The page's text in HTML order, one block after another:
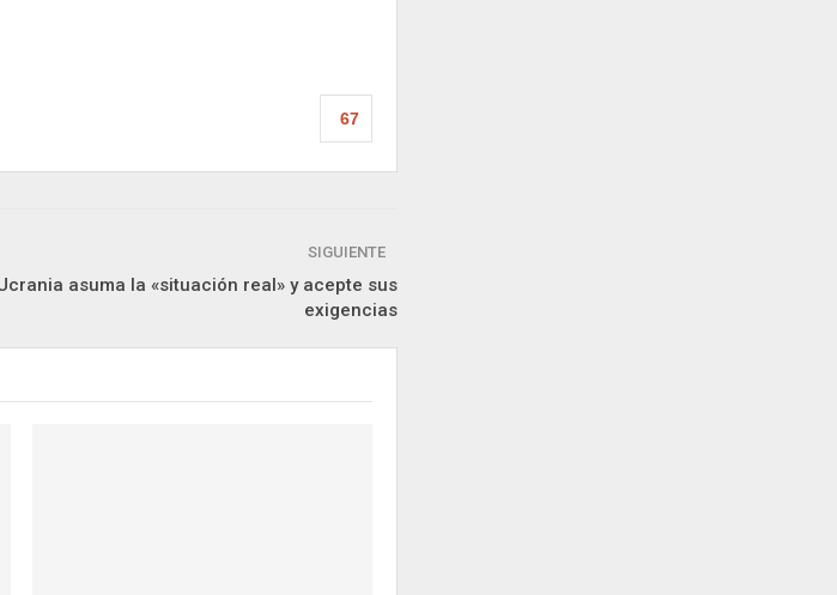
67
SIGUIENTE
asuma la «situación real» y acepte sus
exigencias